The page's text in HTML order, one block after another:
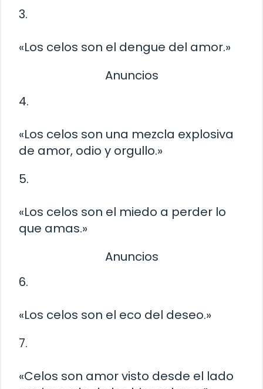
3.
«Los celos son el dengue del amor.»
Anuncios
4.
«Los celos son una mezcla explosiva
de amor, odio y orgullo.»
5.
«Los celos son el miedo a perder lo
que amas.»
Anuncios
6.
«Los celos son el eco del deseo.»
7.
«Celos son amor visto desde el lado